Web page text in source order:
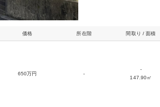
価格 所在階 間取り / 面積
650万円 -
-
147.90㎡